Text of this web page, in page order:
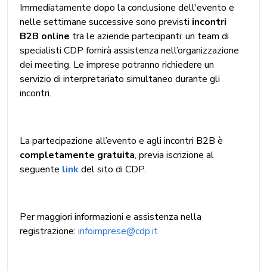
Immediatamente dopo la conclusione dell'evento e
nelle settimane successive sono previsti incontri
B2B online tra le aziende partecipanti: un team di
specialisti CDP fornirà assistenza nell’organizzazione
dei meeting. Le imprese potranno richiedere un
servizio di interpretariato simultaneo durante gli
incontri.
La partecipazione all’evento e agli incontri B2B è
completamente gratuita, previa iscrizione al
seguente linkdel sito di CDP.
Per maggiori informazioni e assistenza nella
registrazione: infoimprese@cdp.it